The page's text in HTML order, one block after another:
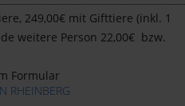
249,00€ mit Gifttiere (inkl. 1
Person 22,00€ bzw.
Formular
RHEINBERG